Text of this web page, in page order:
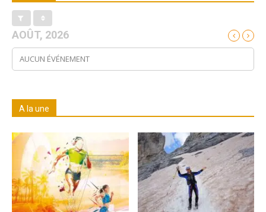
AOÛT, 2026
AUCUN ÉVÉNEMENT
A la une